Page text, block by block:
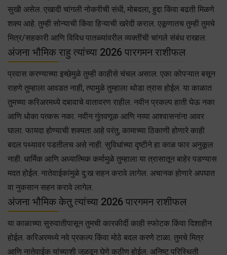
सुखी असेल. एखादी चांगली नोकरीची संधी, मोबदला, हुद्दा किंवा बढती मिळणे
शक्य आहे. तुम्ही सोन्याची किंवा हिऱ्याची खरेदी कराल. एकूणातच तुम्ही तुमचे
मित्र/सहकारी आणि विविध पातळ्यांवरील व्यक्तींची चांगले संबंध राखाल.
अंजना भौमिक राहु त्यांच्या 2026 पारगमन राशीफल
प्रवास करण्याच्या इच्छेमुळे तुम्ही काहीसे चंचल असाल. एका कोपऱ्यात बसून
राहणे तुम्हाला आवडत नाही, त्यामुळे तुम्हाला थोडा त्रास होईल. या काळात
तुमच्या करिअरमध्ये दबावाचे वातावरण राहील. नवीन प्रकल्प हाती घेऊ नका
आणि धोका पत्करू नका. नवीन गुंतवणूक आणि नव्या आश्वासनांना आवर
घाला. फायदा होण्याची शक्यता आहे परंतु, कामाच्या ठिकाणी होणारे काही
बदल पथ्यावर पडतीलच असे नाही. सुविधांच्या दृष्टीने हा काळ फार अनुकूल
नाही. धार्मिक आणि अध्यात्मिक कर्मामुळे तुम्हाला या त्रासातून बाहेर पडण्यास
मदत होईल. नातेवाईकांमुळे दु:ख सहन करावे लागेल. अचानक होणारे अपघात
वा नुकसान सहन करावे लागेल.
अंजना भौमिक केतु त्यांच्या 2026 पारगमन राशीफल
या काळाच्या सुरुवातीपासून तुमची कारकीर्दी काही स्फोटक किंवा दिशाहीन
होईल. करिअरमध्ये नवे प्रकल्प किंवा मोठे बदल करणे टाळा. तुमचे मित्र
आणि नातेवाईक यांच्याशी जुळवून घेणे कठीण होईल. अनिष्ट परिस्थिती